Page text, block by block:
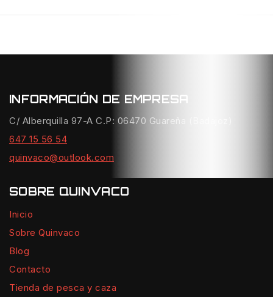
INFORMACIÓN DE EMPRESA
C/ Alberquilla 97-A C.P: 06470 Guareña (Badajoz)
647 15 56 54
quinvaco@outlook.com
SOBRE QUINVACO
Inicio
Sobre Quinvaco
Blog
Contacto
Tienda de pesca y caza